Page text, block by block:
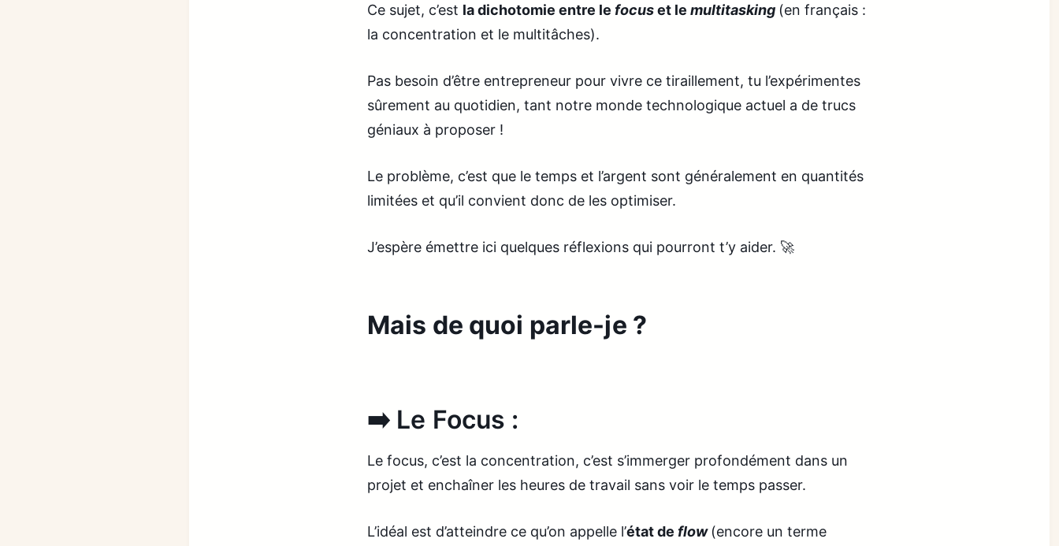
Ce sujet, c’est la dichotomie entre le focuset le multitasking (en français :
la concentration et le multitâches).
Pas besoin d’être entrepreneur pour vivre ce tiraillement, tu l’expérimentes
sûrement au quotidien, tant notre monde technologique actuel a de trucs
géniaux à proposer !
Le problème, c’est que le temps et l’argent sont généralement en quantités
limitées et qu’il convient donc de les optimiser.
J’espère émettre ici quelques réflexions qui pourront t’y aider. 🚀
Mais de quoi parle-je ?
➡️ Le Focus :
Le focus, c’est la concentration, c’est s’immerger profondément dans un
projet et enchaîner les heures de travail sans voir le temps passer.
L’idéal est d’atteindre ce qu’on appelle l’état de flow (encore un terme